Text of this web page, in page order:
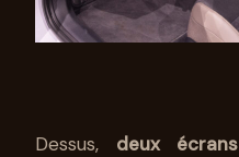
Dessus, deux écrans